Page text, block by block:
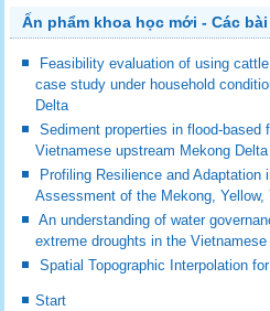
Ấn phẩm khoa học mới - Các
Feasibility evaluation of using
case study under household
Delta
Sediment properties in flood-based
Vietnamese upstream Mekong Delta
Profiling Resilience and Adaptation
Assessment of the Mekong, Yellow,
An understanding of water
extreme droughts in the
Spatial Topographic Interpolation
Start